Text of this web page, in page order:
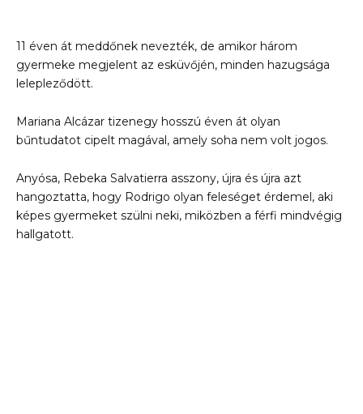
11 éven át meddőnek nevezték, de amikor három
gyermeke megjelent az esküvőjén, minden hazugsága
lelepleződött.
Mariana Alcázar tizenegy hosszú éven át olyan
bűntudatot cipelt magával, amely soha nem volt jogos.
Anyósa, Rebeka Salvatierra asszony, újra és újra azt
hangoztatta, hogy Rodrigo olyan feleséget érdemel, aki
képes gyermeket szülni neki, miközben a férfi mindvégig
hallgatott.